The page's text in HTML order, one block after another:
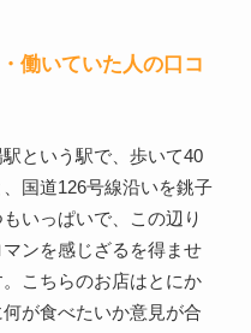
働いていた人の口コ
という駅で、歩いて40
国道126号線沿いを銚子
いっぱいで、この辺り
ンを感じざるを得ませ
こちらのお店はとにか
が食べたいか意見が合